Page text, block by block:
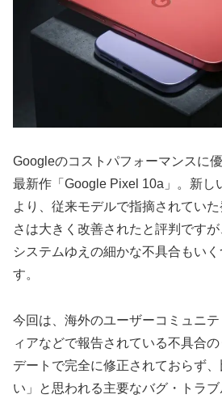
Googleのコストパフォーマンスに
最新作「Google Pixel 10a」。新し
より、従来モデルで指摘されてい
さは大きく改善されたと評判です
システムゆえの細かな不具合もい
す。
今回は、海外のユーザーコミュニ
ィアなどで報告されている不具合
デートで完全に修正されておらず
い」と思われる主要なバグ・トラ